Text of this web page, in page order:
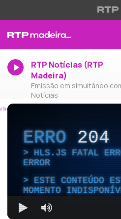
RTP Notícias (RTP
Madeira)
Emissão em simultâneo
Notícias
ERRO204
HLS.JS FATAL
ERROR
ESTE CONTEÚDO
MOMENTO